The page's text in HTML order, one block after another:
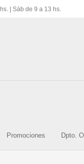
| Sáb de 9 a 13 hs.
Promociones Dpto.
LOSA SANITARIA